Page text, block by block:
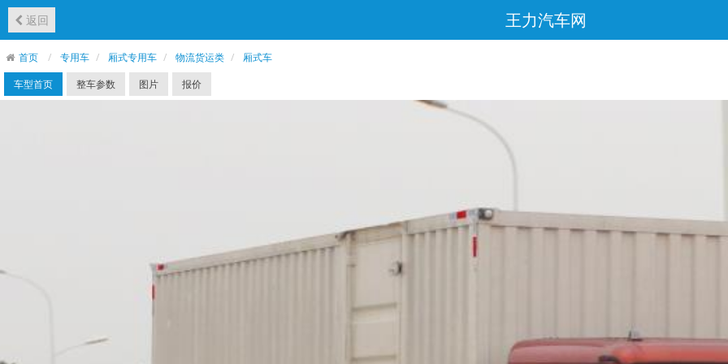
返回 王力汽车网
首页 专用车 厢式专用车 物流货运类
厢式车
车型首页
整车参数 图片 报价